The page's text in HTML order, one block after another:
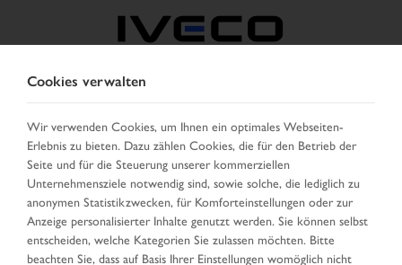
ÖSTERREICH
LAND AUSWÄHLEN SPRACHE ÄNDERN
Toggle
navigation
MENU
Cookies verwalten
Wir verwenden Cookies, um Ihnen ein optimales Webseiten-
Erlebnis zu bieten. Dazu zählen Cookies, die für den Betrieb der
Seite und für die Steuerung unserer kommerziellen
Unternehmensziele notwendig sind, sowie solche, die lediglich zu
anonymen Statistikzwecken, für Komforteinstellungen oder zur
Anzeige personalisierter Inhalte genutzt werden. Sie können selbst
entscheiden, welche Kategorien Sie zulassen möchten. Bitte
beachten Sie, dass auf Basis Ihrer Einstellungen womöglich nicht